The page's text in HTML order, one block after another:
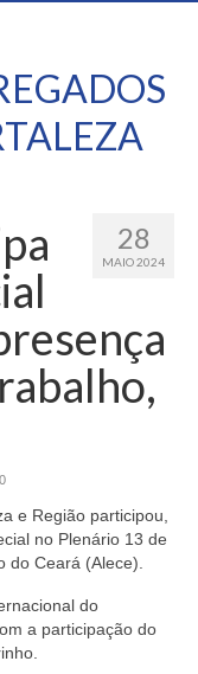
28
MAIO 2024
0
e Região participou,
no Plenário 13 de
do Ceará (Alece).
do
a participação do